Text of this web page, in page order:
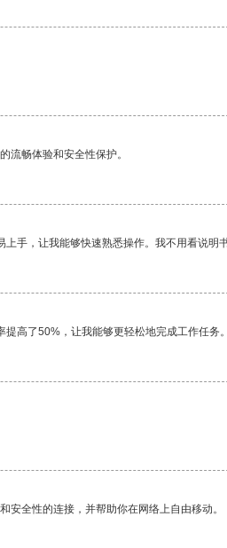
流畅体验和安全性保护。
手，让我能够快速熟悉操作。我不用看说明
高了50%，让我能够更轻松地完成工作任务。
安全性的连接，并帮助你在网络上自由移动。